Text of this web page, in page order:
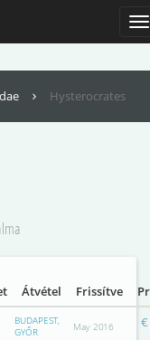
JavaScript. Here are
browser
Hysterocrates
Átvétel Frissítve
BUDAPEST,
GYŐR
May 2016 €